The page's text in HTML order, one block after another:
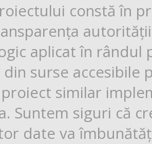
constă în
aplicat în rândul
surse
similar
Suntem siguri că
date va